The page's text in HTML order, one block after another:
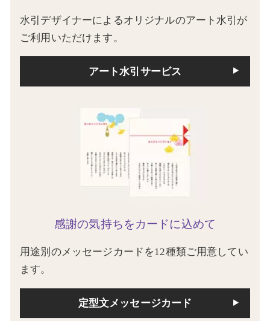
水引デザイナーによるオリジナルのアート水引が
ご利用いただけます。
アート水引サービス
感謝の気持ちをカードに込めて
用途別のメッセージカードを12種類ご用意してい
ます。
定型文メッセージカード